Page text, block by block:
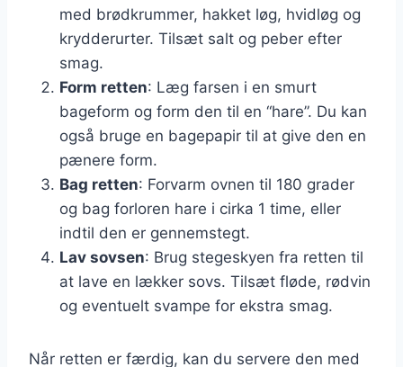
med brødkrummer, hakket løg, hvidløg og
krydderurter. Tilsæt salt og peber efter
smag.
Form retten: Læg farsen i en smurt
bageform og form den til en “hare”. Du kan
også bruge en bagepapir til at give den en
pænere form.
Bag retten: Forvarm ovnen til 180 grader
og bag forloren hare i cirka 1 time, eller
indtil den er gennemstegt.
Lav sovsen: Brug stegeskyen fra retten til
at lave en lækker sovs. Tilsæt fløde, rødvin
og eventuelt svampe for ekstra smag.
Når retten er færdig, kan du servere den med